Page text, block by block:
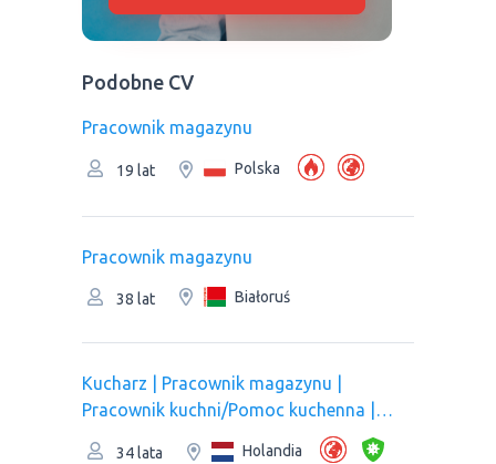
Podobne CV
Рracownik magazynu
19 lat Polska
Рracownik magazynu
38 lat Białoruś
Kucharz | Рracownik magazynu |
Pracownik kuchni/Pomoc kuchenna |
34 lata Holandia